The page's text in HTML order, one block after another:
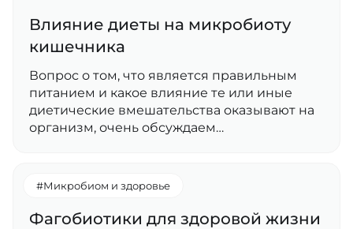
Влияние диеты на микробиоту
кишечника
Вопрос о том, что является правильным
питанием и какое влияние те или иные
диетические вмешательства оказывают на
организм, очень обсуждаем…
#Микробиом и здоровье
Фагобиотики для здоровой жизни